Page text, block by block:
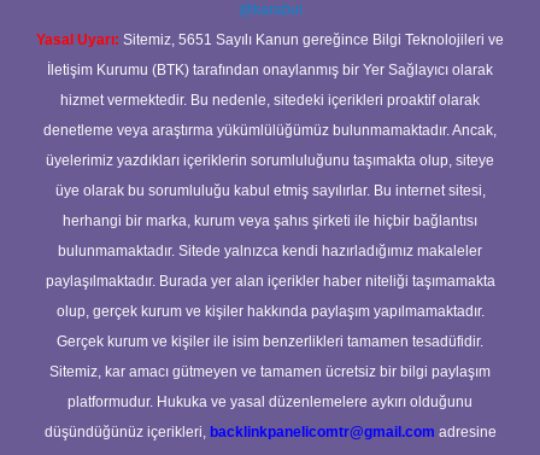
@karabul
Yasal Uyarı: Sitemiz, 5651 Sayılı Kanun gereğince Bilgi Teknolojileri ve
İletişim Kurumu (BTK) tarafından onaylanmış bir Yer Sağlayıcı olarak
hizmet vermektedir. Bu nedenle, sitedeki içerikleri proaktif olarak
denetleme veya araştırma yükümlülüğümüz bulunmamaktadır. Ancak,
üyelerimiz yazdıkları içeriklerin sorumluluğunu taşımakta olup, siteye
üye olarak bu sorumluluğu kabul etmiş sayılırlar. Bu internet sitesi,
herhangi bir marka, kurum veya şahıs şirketi ile hiçbir bağlantısı
bulunmamaktadır. Sitede yalnızca kendi hazırladığımız makaleler
paylaşılmaktadır. Burada yer alan içerikler haber niteliği taşımamakta
olup, gerçek kurum ve kişiler hakkında paylaşım yapılmamaktadır.
Gerçek kurum ve kişiler ile isim benzerlikleri tamamen tesadüfidir.
Sitemiz, kar amacı gütmeyen ve tamamen ücretsiz bir bilgi paylaşım
platformudur. Hukuka ve yasal düzenlemelere aykırı olduğunu
düşündüğünüz içerikleri, backlinkpanelicomtr@gmail.com adresine